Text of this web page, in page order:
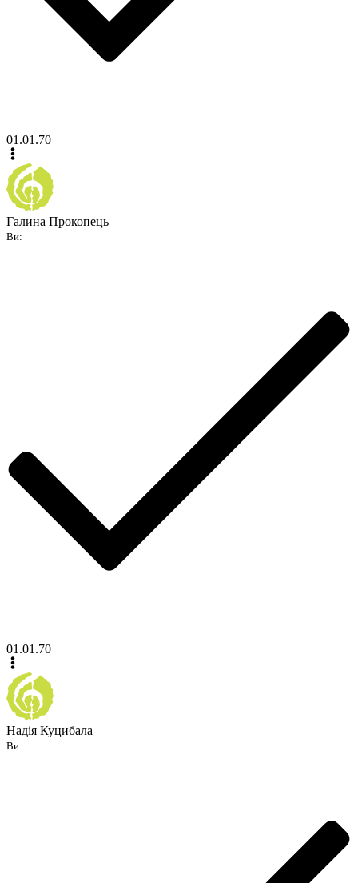
01.01.70
Галина Прокопець
Ви:
01.01.70
Надія Куцибала
Ви: